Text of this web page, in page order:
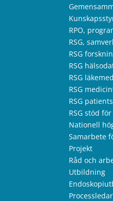
RPO,
RSG,
RSG
RSG
RSG
RSG
RSG
RSG stöd
Nationell
Samarbete
Projekt
Råd och
Utbildning